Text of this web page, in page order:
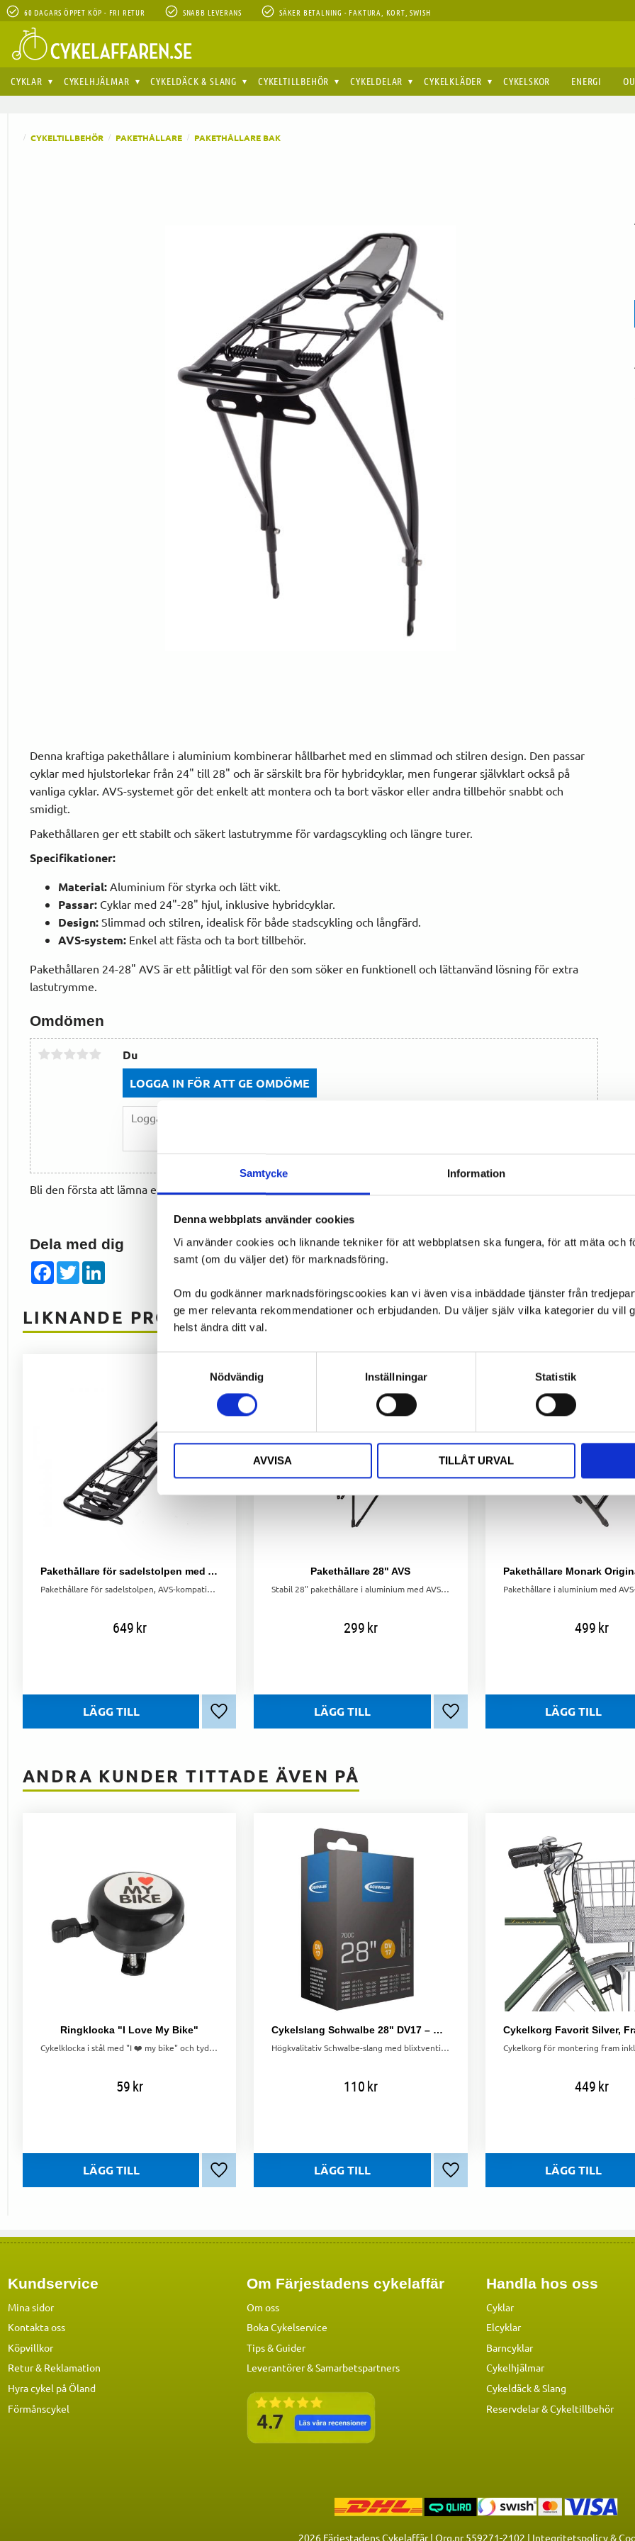
Samtycke Information
Denna webbplats använder cookies
Vi använder cookies och liknande tekniker för att webbplatsen ska fungera, för att mäta och
samt (om du väljer det) för marknadsföring.
Om du godkänner marknadsföringscookies kan vi även visa inbäddade tjänster från
ge mer relevanta rekommendationer och erbjudanden. Du väljer själv vilka kategorier du vill
helst ändra ditt val.
Nödvändig
Inställningar Statistik
AVVISA TILLÅT URVAL
60 DAGARS ÖPPET KÖP - FRI RETUR SNABB LEVERANS SÄKER BETALNING - FAKTURA, KORT, SWISH
CYKLAR CYKELHJÄLMAR CYKELDÄCK & SLANG CYKELTILLBEHÖR CYKELDELAR CYKELKLÄDER CYKELSKOR ENERGI
CYKELTILLBEHÖR PAKETHÅLLARE PAKETHÅLLARE BAK
Denna kraftiga pakethållare i aluminium kombinerar hållbarhet med en slimmad och stilren design. Den passar
cyklar med hjulstorlekar från 24" till 28" och är särskilt bra för hybridcyklar, men fungerar självklart också på
vanliga cyklar. AVS-systemet gör det enkelt att montera och ta bort väskor eller andra tillbehör snabbt och
smidigt.
Pakethållaren ger ett stabilt och säkert lastutrymme för vardagscykling och längre turer.
Specifikationer:
Material: Aluminium för styrka och lätt vikt.
Passar: Cyklar med 24"-28" hjul, inklusive hybridcyklar.
Design: Slimmad och stilren, idealisk för både stadscykling och långfärd.
AVS-system: Enkel att fästa och ta bort tillbehör.
Pakethållaren 24-28" AVS är ett pålitligt val för den som söker en funktionell och lättanvänd lösning för extra
lastutrymme.
Dela med dig
Facebook
Twitter
Omdömen
Du
LOGGA IN FÖR ATT GE OMDÖME
Bli den första att lämna ett omdöme.
LIKNANDE PRODUKTER
Pakethållare för sadelstolpen med AVS
Pakethållare för sadelstolpen, AVS-kompatibel, passar 25-36 mm stolpar. Aluminium, maxlast 10 kg. Enkel montering för extra lastkapacitet.
649kr
Lägg till i favoriter
Pakethållare 28" AVS
Stabil 28" pakethållare i aluminium med AVS-system. Maxlast 25 kg, vikt 595 g. Även kompatibel med Basil Multi-System väskor och korgar.
299kr
Lägg till i favoriter
499kr
ANDRA KUNDER TITTADE ÄVEN PÅ
Ringklocka "I Love My Bike"
Cykelklocka i stål med "I ❤️ my bike" och tydligt ljud. Snygg, praktisk och enkel att använda.
59kr
Lägg till i favoriter
Cykelslang Schwalbe 28" DV17 – Blixtventil 28/47-622/635
Högkvalitativ Schwalbe-slang med blixtventil. Storlek: 28/47-622/635. Behåller luft längre än vanliga slangar.
110kr
Lägg till i favoriter
449kr
Kundservice
Mina sidor
Kontakta oss
Köpvillkor
Retur & Reklamation
Hyra cykel på Öland
Förmånscykel
Om Färjestadens cykelaffär
Om oss
Boka Cykelservice
Tips & Guider
Leverantörer & Samarbetspartners
Handla hos oss
Cyklar
Elcyklar
Barncyklar
Cykelhjälmar
Cykeldäck & Slang
Reservdelar&Cykeltillbehör
2026 Färjestadens Cykelaffär | Org.nr 559271-2102 | Integritetspolicy &